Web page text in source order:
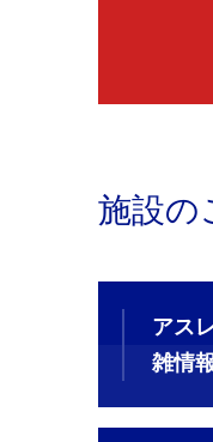
施設の
アス
雑情